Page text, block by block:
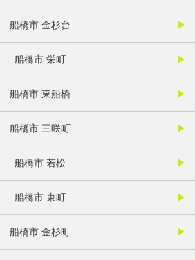
船橋市 金杉台
船橋市 栄町
船橋市 東船橋
船橋市 三咲町
船橋市 若松
船橋市 東町
船橋市 金杉町